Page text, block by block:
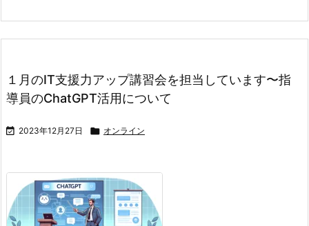
１月のIT支援力アップ講習会を担当しています〜指
導員のChatGPT活用について
 2023年12月27日  オンライン